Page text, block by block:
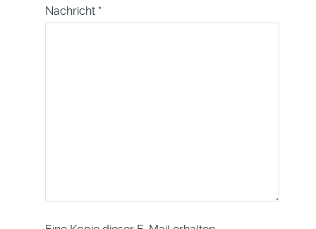
Nachricht *